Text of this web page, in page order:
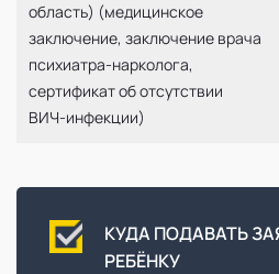
область) (медицинское
заключение, заключение врача
психиатра-нарколога,
сертификат об отсутствии
ВИЧ-инфекции)
КУДА ПОДАВАТЬ
РЕБЁНКУ